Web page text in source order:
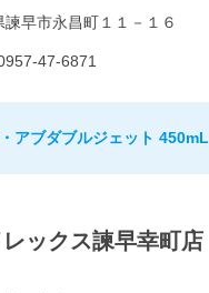
諫早市永昌町１１－１６
47-6871
アブダブルジェット 450mL
レックス諫早幸町店